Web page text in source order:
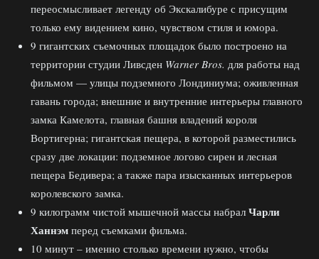
переосмысливает легенду об Экскалибуре с присущим
только ему видением кино, чувством стиля и юмора.
9 гигантских съемочных площадок было построено на
территории студии Ливсден Warner Bros. для работы над
фильмом — улицы подземного Лондиниума; оживленная
гавань города; внешние и внутренние интерьеры главного
замка Камелота, главная башня владений короля
Вортигерна; гигантская пещера, в которой разместились
сразу две локации: подземное логово сирен и лесная
пещера Бедивера; а также пара изысканных интерьеров
королевского замка.
9 килограмм чистой мышечной массы набрал Чарли
Ханнэм перед съемками фильма.
10 минут – именно столько времени нужно, чтобы